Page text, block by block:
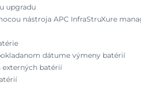
upgradu
nástroja APC InfraStruXure
dátume výmeny batérií
externých batérií